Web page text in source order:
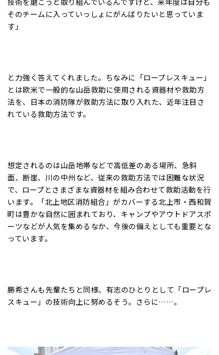
そのチームに入っていっしょにがんばりたいと思っていま
す」
と力強く答えてくれました。ちなみに「ロープレスキュー」
とは欧米で一般的な山岳救助に使用される資器材や救助方
法を、日本の消防隊が救助方法に取り入れた、近年注目さ
れている救助方法です。
想定されるのは山岳地帯などで高低差のある場所、急斜
面、断崖、川の中州など、従来の救助方法では困難な状況
で、ロープとさまざまな資器材を組み合わせて救助活動を行
います。「北上地区消防組合」がカバーする北上市・西和賀
町は豊かな自然に囲まれており、キャンプやアウトドアスポ
ーツなどが人気を集めるなか、今後の備えとしても重要とな
っています。
勝希さんも先輩たちと同様、有志のひとりとして「ロープレ
スキュー」の技術向上に努めるそう。さらに……。